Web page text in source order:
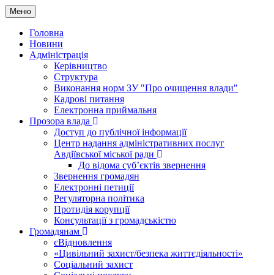
Меню
Головна
Новини
Адміністрація
Керівництво
Структура
Виконання норм ЗУ "Про очищення влади"
Кадрові питання
Електронна приймальня
Прозора влада
Доступ до публічної інформації
Центр надання адміністративних послуг
Авдіївської міської ради
До відома суб’єктів звернення
Звернення громадян
Електронні петиції
Регуляторна політика
Протидія корупції
Консультації з громадськістю
Громадянам
єВідновлення
«Цивільний захист/безпека життєдіяльності»
Соціальний захист